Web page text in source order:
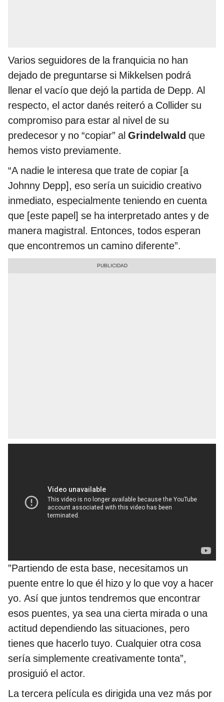
Varios seguidores de la franquicia no han
dejado de preguntarse si Mikkelsen podrá
llenar el vacío que dejó la partida de Depp. Al
respecto, el actor danés reiteró a Collider su
compromiso para estar al nivel de su
predecesor y no “copiar” al Grindelwald que
hemos visto previamente.
“A nadie le interesa que trate de copiar [a
Johnny Depp], eso sería un suicidio creativo
inmediato, especialmente teniendo en cuenta
que [este papel] se ha interpretado antes y de
manera magistral. Entonces, todos esperan
que encontremos un camino diferente”.
”Partiendo de esta base, necesitamos un
puente entre lo que él hizo y lo que voy a hacer
yo. Así que juntos tendremos que encontrar
esos puentes, ya sea una cierta mirada o una
actitud dependiendo las situaciones, pero
tienes que hacerlo tuyo. Cualquier otra cosa
sería simplemente creativamente tonta”,
prosiguió el actor.
La tercera película es dirigida una vez más por